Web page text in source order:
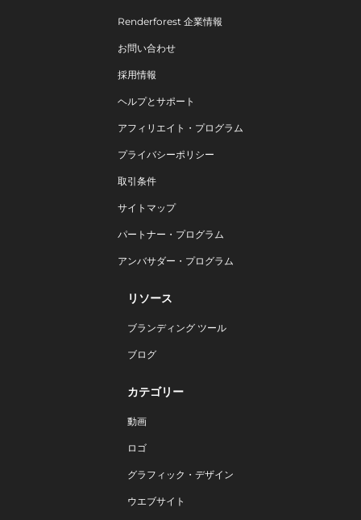
Renderforest 企業情報
お問い合わせ
採用情報
ヘルプとサポート
アフィリエイト・プログラム
プライバシーポリシー
取引条件
サイトマップ
パートナー・プログラム
アンバサダー・プログラム
リソース
ブランディング ツール
ブログ
カテゴリー
動画
ロゴ
グラフィック・デザイン
ウエブサイト